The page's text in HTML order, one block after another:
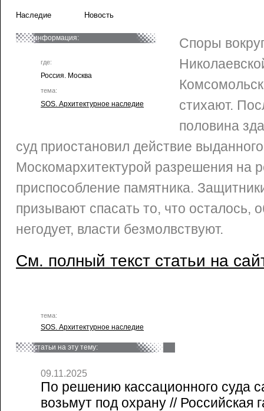
Наследие Новость
информация:
где:
Россия. Москва
тема:
SOS. Архитектурное наследие
Споры
стихают.
половина
суд приостановил действие выданного
Москомархитектурой разрешения на
приспособление памятника.
призывают спасать то, что осталось,
негодует, власти безмолвствуют.
См. полный текст статьи на
тема:
SOS. Архитектурное наследие
статьи на эту тему:
09.11.2025
По решению кассационного суда
возьмут под охрану // Российская